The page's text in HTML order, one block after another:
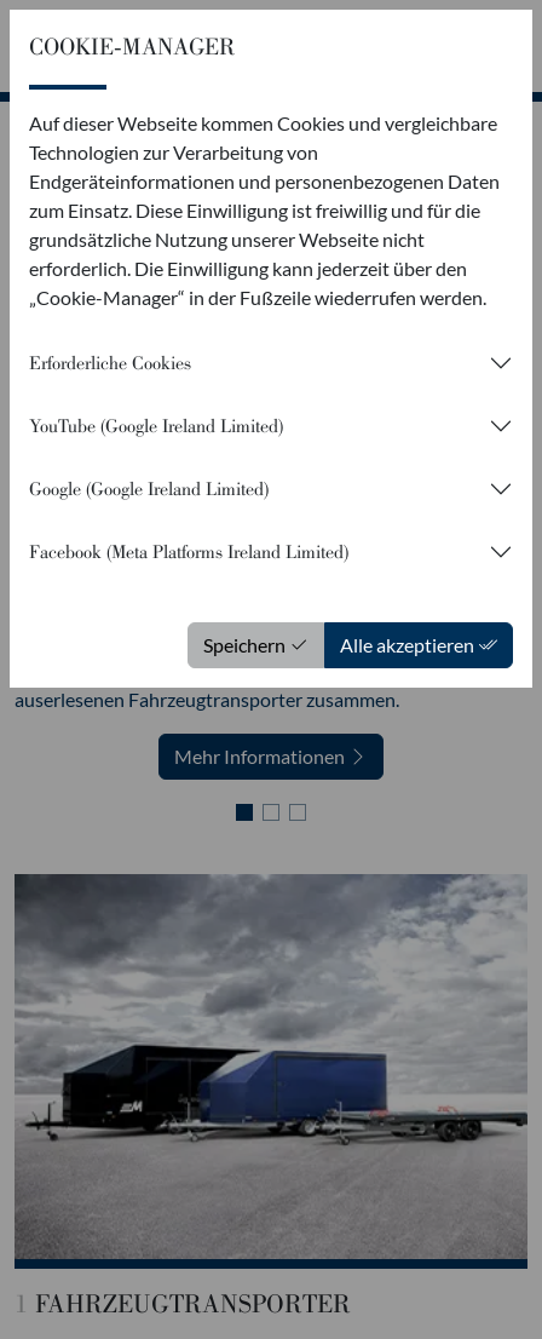
Die absolute Oberklasse für den Einzeltransport Ihrer
exklusiven Fahrzeuge. Stellen Sie sich ganz individuell Ihren
auserlesenen Fahrzeugtransporter zusammen.
Mehr Informationen
1 FAHRZEUGTRANSPORTER
COOKIE-MANAGER
Auf dieser Webseite kommen Cookies und vergleichbare
Technologien zur Verarbeitung von
Endgeräteinformationen und personenbezogenen Daten
zum Einsatz. Diese Einwilligung ist freiwillig und für die
grundsätzliche Nutzung unserer Webseite nicht
erforderlich. Die Einwilligung kann jederzeit über den
„Cookie-Manager“ in der Fußzeile wiederrufen werden.
Erforderliche Cookies
YouTube (Google Ireland Limited)
Google (Google Ireland Limited)
Facebook (Meta Platforms Ireland Limited)
Speichern Alle akzeptieren